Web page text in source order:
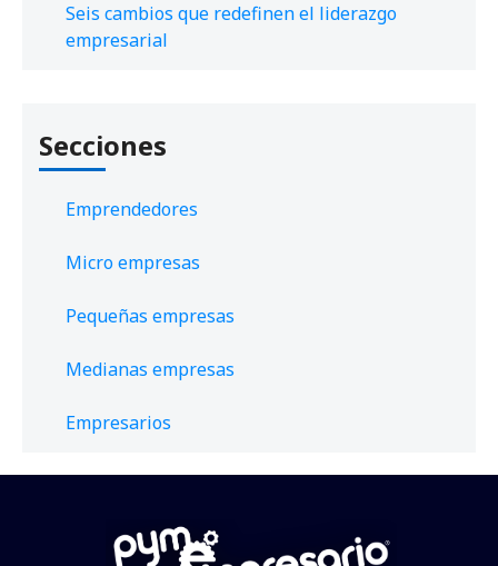
Seis cambios que redefinen el liderazgo
empresarial
Secciones
Emprendedores
Micro empresas
Pequeñas empresas
Medianas empresas
Empresarios